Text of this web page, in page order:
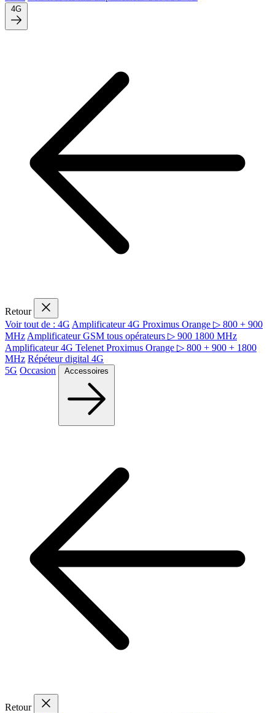
4G
Retour
Voir tout de : 4G Amplificateur 4G Proximus Orange ▷ 800 + 900
MHz Amplificateur GSM tous opérateurs ▷ 900 1800 MHz
Amplificateur 4G Telenet Proximus Orange ▷ 800 + 900 + 1800
MHz Répéteur digital 4G
5G Occasion Accessoires
Retour